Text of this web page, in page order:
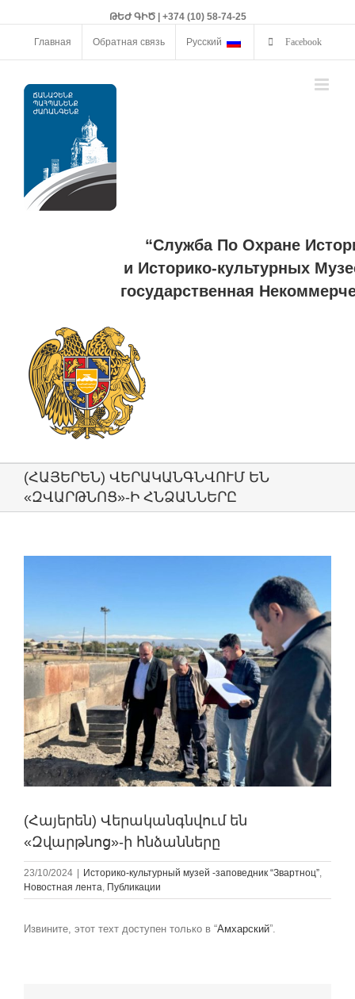
ԹԵԺ ԳԻԾ | +374 (10) 58-74-25
Главная Обратная связь Русский Facebook
“Служба По Охране
и Историко-культурных
государственная
(ՀԱՅԵՐԵՆ) ՎԵՐԱԿԱՆԳՆՎՈՒՄ ԵՆ
«ԶՎԱՐԹՆՈՑ»-Ի ՀՆՁԱՆՆԵՐԸ
(Հայերեն) Վերականգնվում են
«Զվարթնոց»-ի հնձանները
23/10/2024 Историко-культурный музей -заповедник “Звартноц”,
Новостная лента, Публикации
Извините, этот техт доступен только в “Амхарский”.